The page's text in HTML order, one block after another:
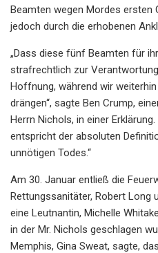
Beamten wegen Mordes ersten
jedoch durch die erhobenen
„Dass diese fünf Beamten für
strafrechtlich zur
Hoffnung, während wir
drängen“, sagte Ben Crump,
Herrn Nichols, in einer
entspricht der absoluten
unnötigen Todes.“
Am 30. Januar entließ die
Rettungssanitäter, Robert Long
eine Leutnantin, Michelle
in der Mr. Nichols geschlagen
Memphis, Gina Sweat, sagte,